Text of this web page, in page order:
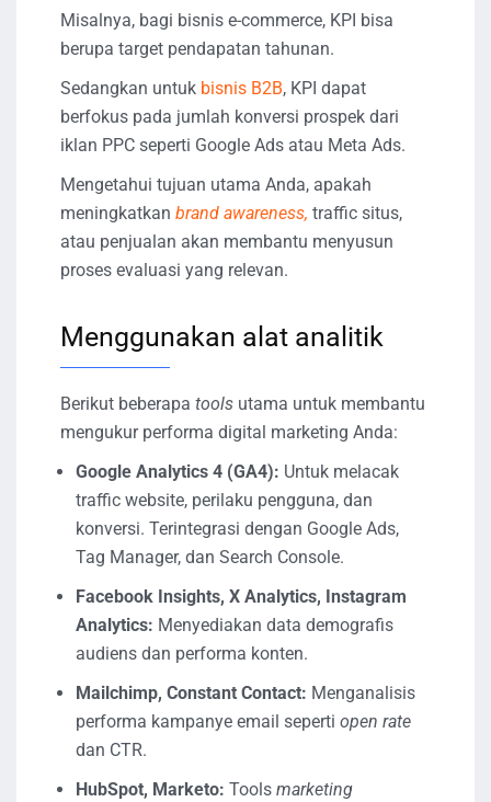
Misalnya, bagi bisnis e-commerce, KPI bisa
berupa target pendapatan tahunan.
Sedangkan untuk bisnis B2B, KPI dapat
berfokus pada jumlah konversi prospek dari
iklan PPC seperti Google Ads atau Meta Ads.
Mengetahui tujuan utama Anda, apakah
meningkatkan brand awareness, traffic situs,
atau penjualan akan membantu menyusun
proses evaluasi yang relevan.
Menggunakan alat analitik
Berikut beberapa tools utama untuk membantu
mengukur performa digital marketing Anda:
Google Analytics 4 (GA4): Untuk melacak
traffic website, perilaku pengguna, dan
konversi. Terintegrasi dengan Google Ads,
Tag Manager, dan Search Console.
Facebook Insights, X Analytics, Instagram
Analytics: Menyediakan data demografis
audiens dan performa konten.
Mailchimp, Constant Contact: Menganalisis
performa kampanye email seperti open rate
dan CTR.
HubSpot, Marketo: Tools marketing